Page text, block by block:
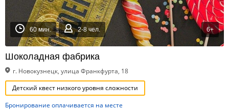
60 мин. 2-8 чел. 6+
Шоколадная фабрика
г. Новокузнецк, улица Франкфурта, 18
Детский квест низкого уровня сложности
Бронирование оплачивается на месте